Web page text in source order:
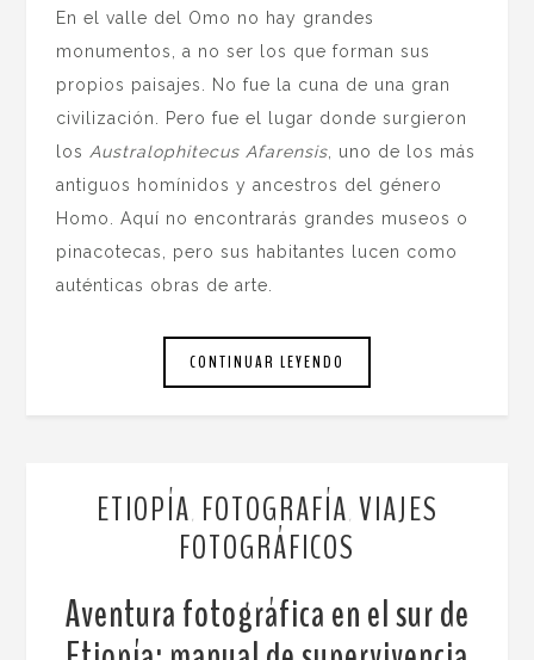
En el valle del Omo no hay grandes
monumentos, a no ser los que forman sus
propios paisajes. No fue la cuna de una gran
civilización. Pero fue el lugar donde surgieron
los Australophitecus Afarensis , uno de los más
antiguos homínidos y ancestros del género
Homo. Aquí no encontrarás grandes museos o
pinacotecas, pero sus habitantes lucen como
auténticas obras de arte.
CONTINUAR LEYENDO
ETIOPÍA, FOTOGRAFÍA, VIAJES
FOTOGRÁFICOS
Aventura fotográfica en el sur de